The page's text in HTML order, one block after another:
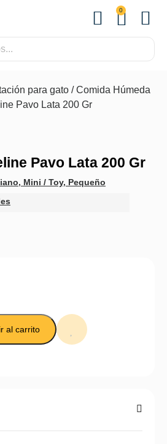
0
para gato /Comida Húmeda
Pavo Lata 200 Gr
Pavo Lata 200 Gr
, Mini / Toy, Pequeño
al carrito